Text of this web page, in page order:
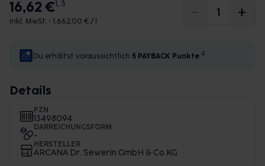
16,62 €1, 3
inkl. MwSt. • 1.662,00 € / l
Du erhältst voraussichtlich 5 PAYBACK Punkte 4
Details
PZN
13498094
DARREICHUNGSFORM
-
HERSTELLER
ARCANA Dr. Sewerin GmbH & Co.KG